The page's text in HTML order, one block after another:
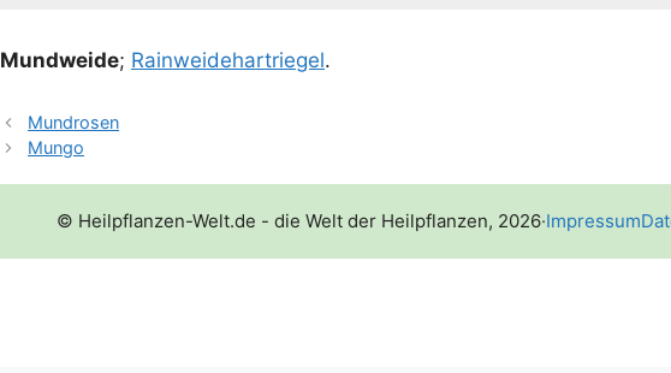
Mund­wei­de; Rain­wei­de­hart­rie­gel.
Mundrosen
Mungo
© Heilpflanzen-Welt.de - die Welt der Heilpflanzen, 2026·Impressum